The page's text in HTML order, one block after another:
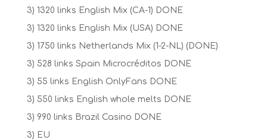
3) 1320 links English Mix (CA-1) DONE
3) 1320 links English Mix (USA) DONE
3) 1750 links Netherlands Mix (1-2-NL) (DONE)
3) 528 links Spain Microcréditos DONE
3) 55 links English OnlyFans DONE
3) 550 links English whole melts DONE
3) 990 links Brazil Casino DONE
3) EU